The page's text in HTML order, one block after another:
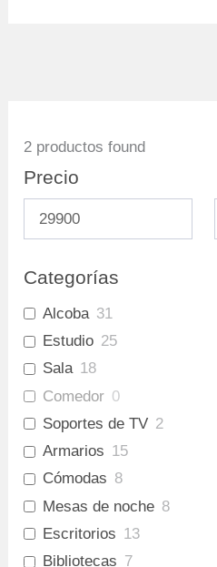
2 productos found
Precio
Categorías
Alcoba 31
Estudio 25
Sala 18
Comedor 0
Soportes de TV 2
Armarios 15
Cómodas 8
Mesas de noche 8
Escritorios 13
Bibliotecas 7